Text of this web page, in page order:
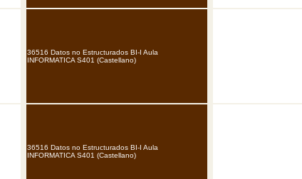
36516 Datos no Estructurados BI-I Aula
INFORMATICA S401 (Castellano)
36516 Datos no Estructurados BI-I Aula
INFORMATICA S401 (Castellano)